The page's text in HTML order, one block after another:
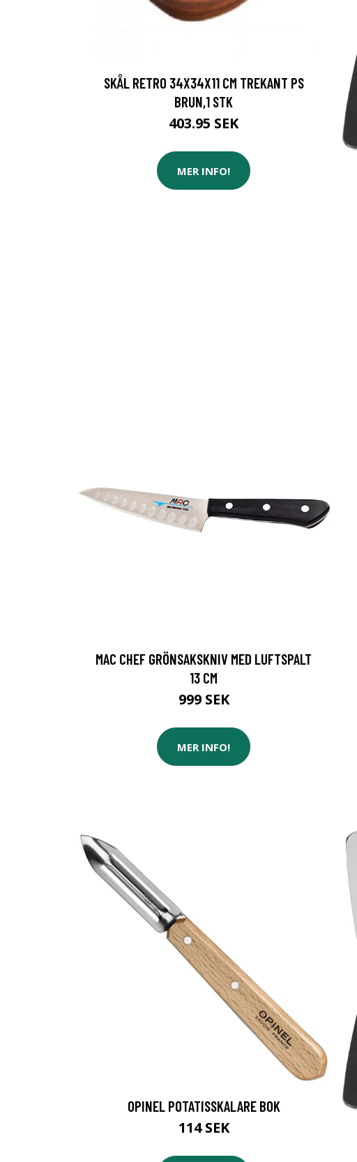
SKÅL RETRO 34X34X11 CM TREKANT PS
BRUN,1 STK
403.95 SEK
MER INFO!
MAC CHEF GRÖNSAKSKNIV MED LUFTSPALT
13 CM
999 SEK
MER INFO!
OPINEL POTATISSKALARE BOK
114 SEK